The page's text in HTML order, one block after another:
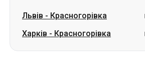
Львів - Красногорівка
Харків - Красногорівка